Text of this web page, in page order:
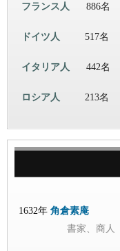
フランス人 886名
ドイツ人 517名
イタリア人 442名
ロシア人 213名
1632年 角倉素庵
書家、商人